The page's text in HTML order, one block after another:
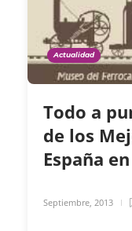
Actualidad
Todo a
de los
España
Septiembre, 2013